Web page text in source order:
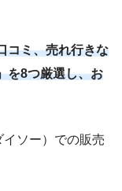
コミ、売れ行きな
を8つ厳選し、お
ソー）での販売